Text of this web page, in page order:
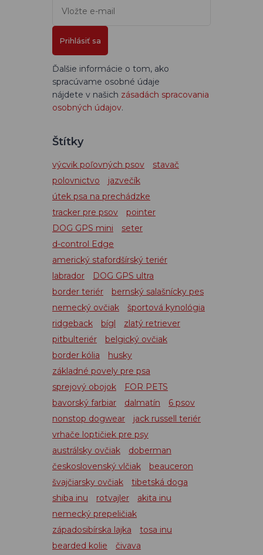
Prihlásiť sa
Ďalšie informácie o tom, ako
spracúvame osobné údaje
nájdete v našich zásadách spracovania
osobných údajov.
Štítky
výcvik poľovných psov
stavač
polovnictvo
jazvečík
útek psa na prechádzke
tracker pre psov
pointer
DOG GPS mini
seter
d-control Edge
americký stafordšírský teriér
labrador
DOG GPS ultra
border teriér
bernský salašnícky pes
nemecký ovčiak
športová kynológia
ridgeback
bígl
zlatý retriever
pitbulteriér
belgický ovčiak
border kólia
husky
základné povely pre psa
sprejový obojok
FOR PETS
bavorský farbiar
dalmatín
6 psov
nonstop dogwear
jack russell teriér
vrhače loptičiek pre psy
austrálsky ovčiak
doberman
československý vlčiak
beauceron
švajčiarsky ovčiak
tibetská doga
shiba inu
rotvajler
akita inu
nemecký prepeličiak
západosibírska lajka
tosa inu
bearded kolie
čivava